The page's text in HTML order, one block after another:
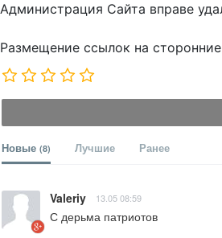
Администрация Сайта вправе
Размещение ссылок на
Новые (8) Лучшие Ранее
Valeriy 13.05 08:59
С дерьма патриотов